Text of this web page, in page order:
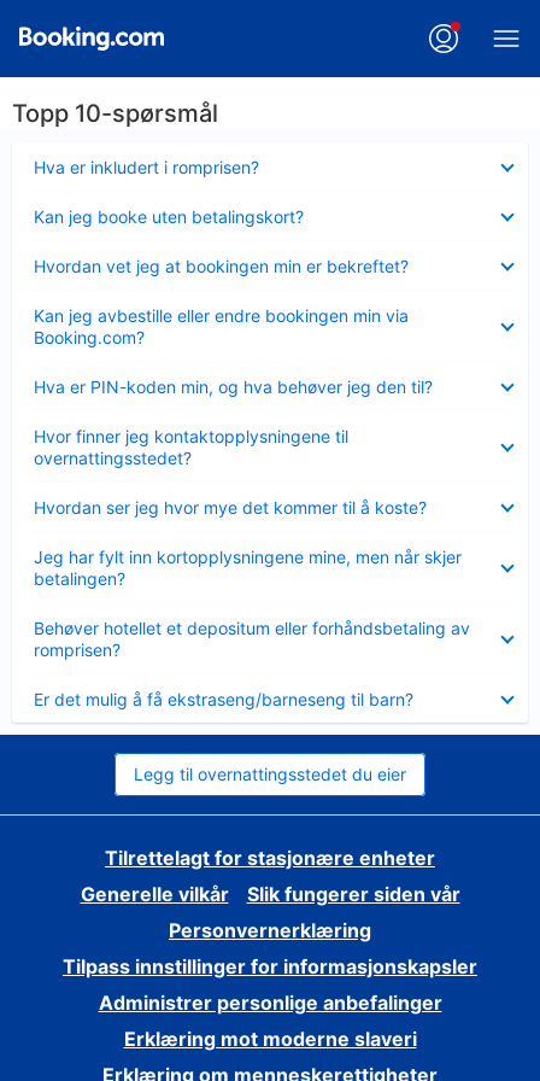
Topp 10-spørsmål
Hva er inkludert i romprisen?
mindre
Kan jeg booke uten betalingskort?
mindre
Hvordan vet jeg at bookingen min er bekreftet?
mindre
Kan jeg avbestille eller endre bookingen min via
Booking.com?
mindre
Hva er PIN-koden min, og hva behøver jeg den til?
mindre
Hvor finner jeg kontaktopplysningene til
overnattingsstedet?
mindre
Hvordan ser jeg hvor mye det kommer til å koste?
mindre
Jeg har fylt inn kortopplysningene mine, men når skjer
betalingen?
mindre
Behøver hotellet et depositum eller forhåndsbetaling av
romprisen?
mindre
Er det mulig å få ekstraseng/barneseng til barn?
mindre
Legg til overnattingsstedet du eier
Tilrettelagt for stasjonære enheter
Generelle vilkår
Slik fungerer siden vår
Personvernerklæring
Tilpass innstillinger for informasjonskapsler
Administrer personlige anbefalinger
Erklæring mot moderne slaveri
Erklæring om menneskerettigheter